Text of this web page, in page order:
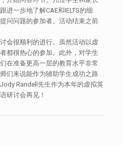
进一步地了解CAE和IELTS的细
问问题的参加者。活动结束之前
会很顺利的进行。虽然活动以虚
都很热心的参加。此外，对学生
在准备更高一层的教育水平非常
们来说能作为辅助学生成功之路
Randell先生作为本年的虚拟英
研讨会再见！